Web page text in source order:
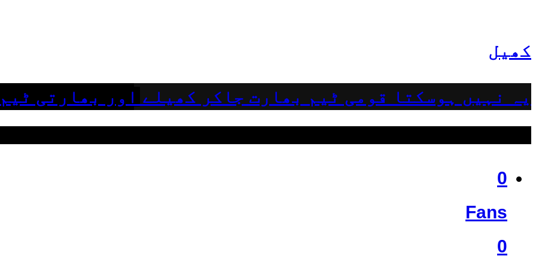
کھیل
یہ نہیں ہوسکتا قومی ٹیم بھارت جاکر کھیلے اور بھارتی
0
Fans
0